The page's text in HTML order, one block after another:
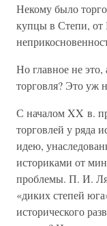
Некому было
купцы в Степи, от
Но главное не
торговля? Это уж
С началом XX в.
торговлей у ряда
идею,
историками от
проблемы. П. И.
«диких степей
исторического